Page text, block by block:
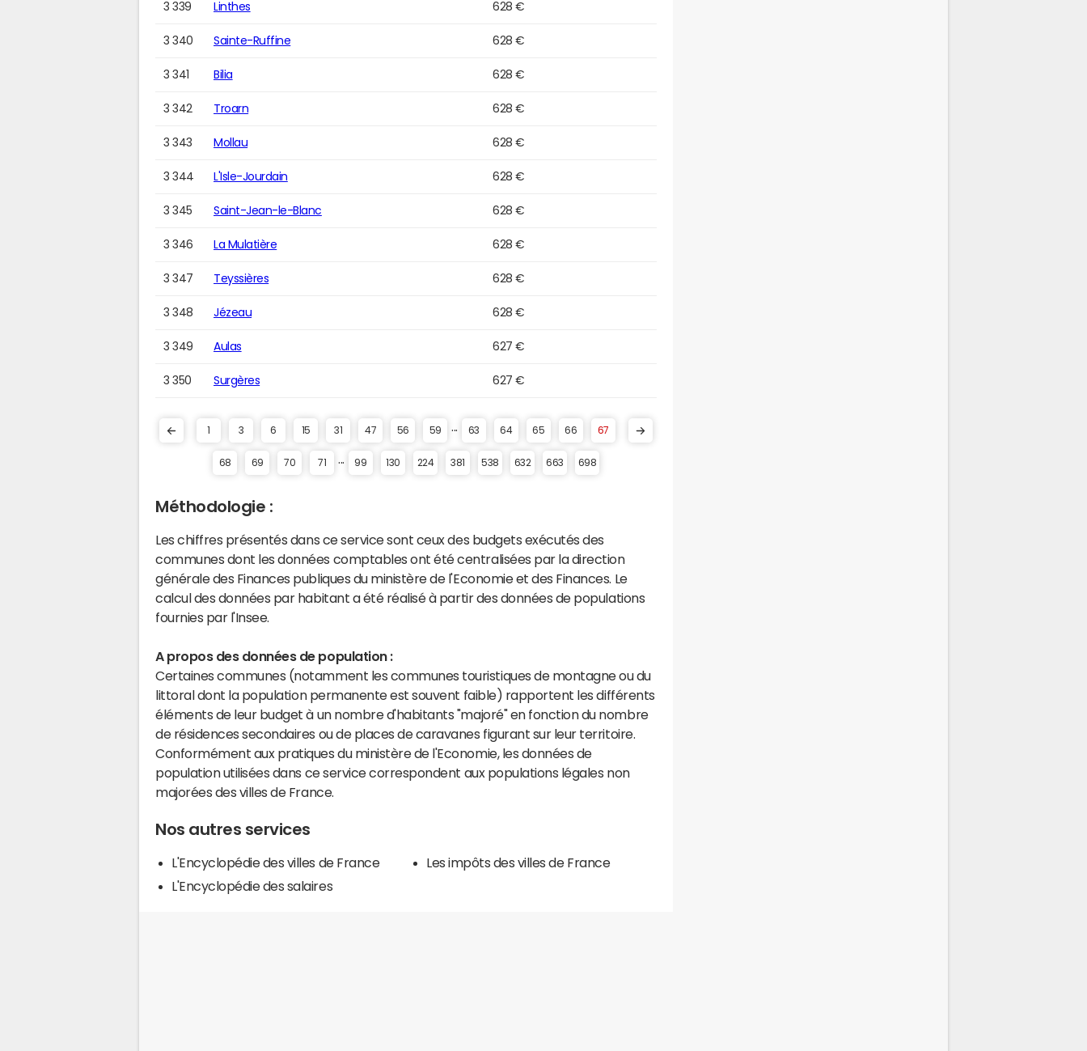
3 339 Linthes 628 €
3 340 Sainte-Ruffine 628 €
3 341 Bilia 628 €
3 342 Troarn 628 €
3 343 Mollau 628 €
3 344 L'Isle-Jourdain 628 €
3 345 Saint-Jean-le-Blanc 628 €
3 346 La Mulatière 628 €
3 347 Teyssières 628 €
3 348 Jézeau 628 €
3 349 Aulas 627 €
3 350 Surgères 627 €
1 3 6 15 31 47 56 59 63 64 65 66 67
68 69 70 71 99 130 224 381 538 632 663 698
Méthodologie :
Les chiffres présentés dans ce service sont ceux des budgets exécutés des
communes dont les données comptables ont été centralisées par la direction
générale des Finances publiques du ministère de l'Economie et des Finances. Le
calcul des données par habitant a été réalisé à partir des données de populations
fournies par l'Insee.
A propos des données de population :
Certaines communes (notamment les communes touristiques de montagne ou du
littoral dont la population permanente est souvent faible) rapportent les différents
éléments de leur budget à un nombre d'habitants "majoré" en fonction du nombre
de résidences secondaires ou de places de caravanes figurant sur leur territoire.
Conformément aux pratiques du ministère de l'Economie, les données de
population utilisées dans ce service correspondent aux populations légales non
majorées des villes de France.
Nos autres services
L'Encyclopédie des villes de France
L'Encyclopédie des salaires
Les impôts des villes de France